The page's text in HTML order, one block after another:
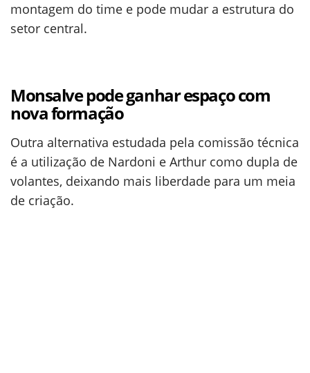
montagem do time e pode mudar a estrutura do
setor central.
Monsalve pode ganhar espaço com
nova formação
Outra alternativa estudada pela comissão técnica
é a utilização de Nardoni e Arthur como dupla de
volantes, deixando mais liberdade para um meia
de criação.